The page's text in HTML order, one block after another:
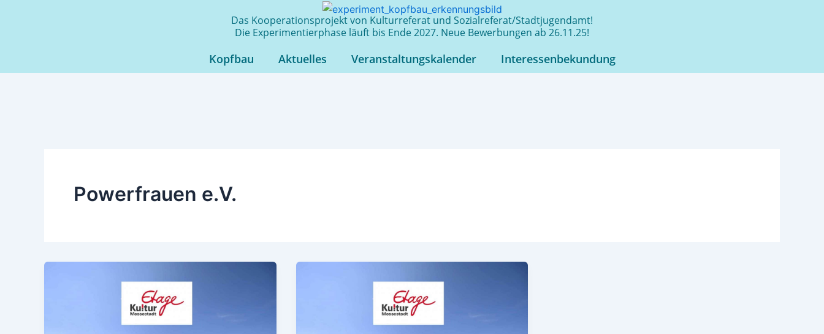
Das Kooperationsprojekt von Kulturreferat und Sozialreferat/Stadtjugendamt!
Die Experimentierphase läuft bis Ende 2027. Neue Bewerbungen ab 26.11.25!
Kopfbau Aktuelles Veranstaltungskalender Interessenbekundung
Powerfrauen e.V.